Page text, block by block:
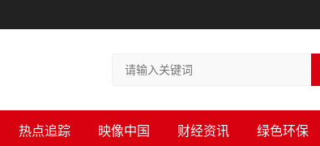
热点追踪 映像中国 财经资讯 绿色环保